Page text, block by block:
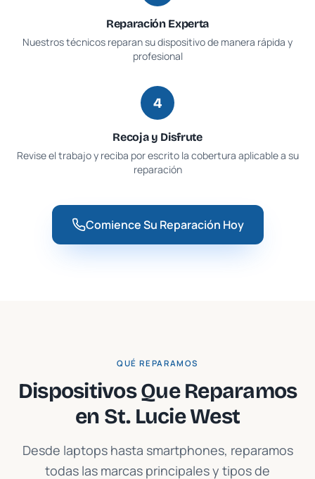
Reparación Experta
Nuestros técnicos reparan su dispositivo de manera rápida y
profesional
4
Recoja y Disfrute
Revise el trabajo y reciba por escrito la cobertura aplicable a su
reparación
Comience Su Reparación Hoy
QUÉ REPARAMOS
Dispositivos Que Reparamos
en St. Lucie West
Desde laptops hasta smartphones, reparamos
todas las marcas principales y tipos de